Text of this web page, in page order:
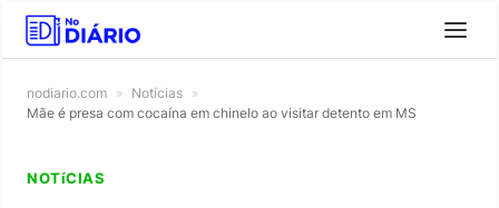
nodiario.com » Notícias »
Mãe é presa com cocaína em chinelo ao visitar detento em MS
NOTíCIAS